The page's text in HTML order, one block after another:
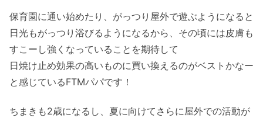
保育園に通い始めたり、がっつり屋外で遊ぶようになると
日光もがっつり浴びるようになるから、その頃には皮膚も
すこーし強くなっていることを期待して
日焼け止め効果の高いものに買い換えるのがベストかなー
と感じているFTMパパです！
ちまきも2歳になるし、夏に向けてさらに屋外での活動が